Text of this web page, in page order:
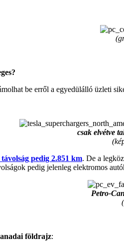
be erről a egyedülálló üzleti
csak elvétve
pedig 2.851 km. De a
pedig jelenleg elektromos
Petro-
földrajz: